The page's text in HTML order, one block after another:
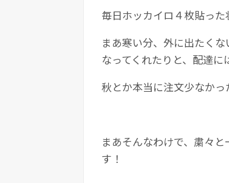
毎日ホッカイロ４枚貼っ
まあ寒い分、外に出たく
なってくれたりと、配達に
秋とか本当に注文少なかっ
まあそんなわけで、粛々
す！